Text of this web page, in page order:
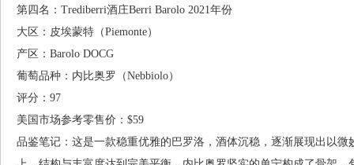
第四名：Trediberri酒庄Berri Barolo 2021年份
大区：皮埃蒙特（Piemonte）
产区：Barolo DOCG
葡萄品种：内比奥罗（Nebbiolo）
评分：97
美国市场参考零售价：$59
品鉴笔记：这是一款稳重优雅的巴罗洛，酒体沉稳，逐渐展现出以